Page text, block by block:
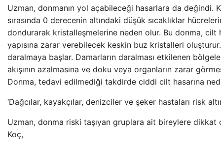
Uzman, donmanın yol açabileceği hasarlara da değindi.
sırasında 0 derecenin altındaki düşük sıcaklıklar
dondurarak kristalleşmelerine neden olur. Bu donma, cilt
yapısına zarar verebilecek keskin buz kristalleri
daralmaya başlar. Damarların daralması etkilenen
akışının azalmasına ve doku veya organların zarar
Donma, tedavi edilmediği takdirde ciddi cilt hasarına
‘Dağcılar, kayakçılar, denizciler ve şeker hastaları risk
Uzman, donma riski taşıyan gruplara ait bireylere
Koç,